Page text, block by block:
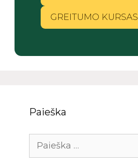
GREITUMO KURSAS
Paieška